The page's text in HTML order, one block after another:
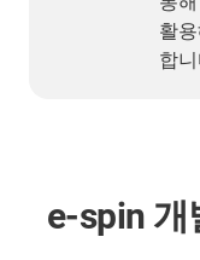
활
합
e-spin 개